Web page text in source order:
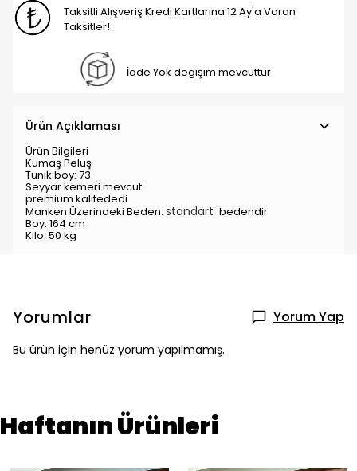
Taksitli Alışveriş Kredi Kartlarına 12 Ay'a Varan
Taksitler!
İade Yok degişim mevcuttur
Ürün Açıklaması
Ürün Bilgileri
Kumaş Peluş
Tunik boy: 73
Seyyar kemeri mevcut
premium kalitededi
Manken Üzerindeki Beden: standart bedendir
Boy: 164 cm
Kilo: 50 kg
Yorumlar Yorum Yap
Bu ürün için henüz yorum yapılmamış.
Haftanın Ürünleri